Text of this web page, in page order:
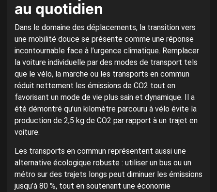
au quotidien
Dans le domaine des déplacements, la transition vers
une mobilité douce se présente comme une réponse
incontournable face à l’urgence climatique. Remplacer
la voiture individuelle par des modes de transport tels
que le vélo, la marche ou les transports en commun
réduit nettement les émissions de CO2 tout en
favorisant un mode de vie plus sain et dynamique. Il a
été démontré qu’un kilomètre parcouru à vélo évite la
production de 2,5 kg de CO2 par rapport à un trajet en
voiture.
Les transports en commun représentent aussi une
alternative écologique robuste : utiliser un bus ou un
métro sur des trajets longs peut diminuer les émissions
jusqu’à 80 %, tout en soutenant une économie